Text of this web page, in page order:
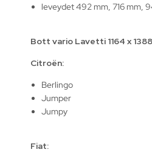
leveydet 492 mm, 716 mm,
Bott vario Lavetti 1164 x
Citroën:
Berlingo
Jumper
Jumpy
Fiat: